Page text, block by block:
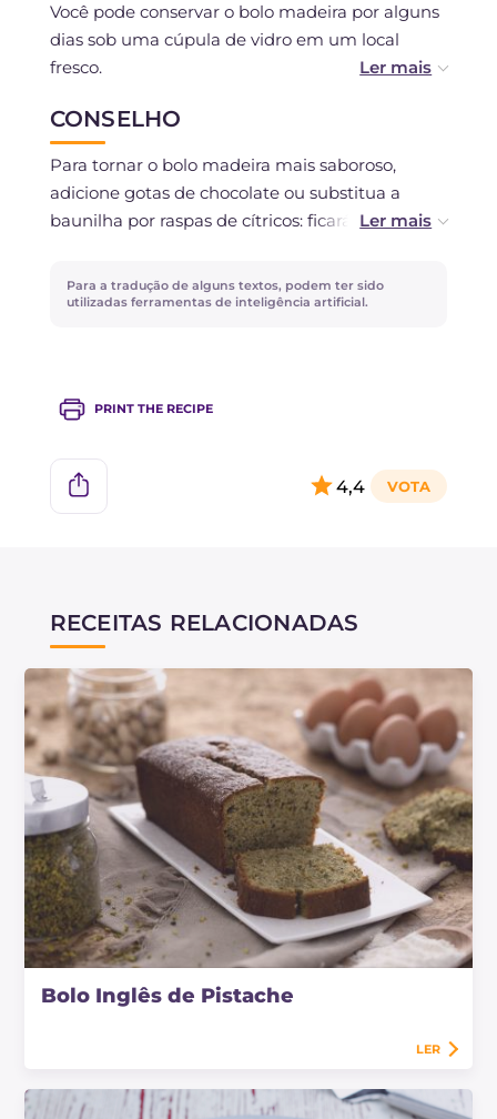
Você pode conservar o bolo madeira por alguns
dias sob uma cúpula de vidro em um local
fresco.
preferência já cortado em porções.
Não é possível conservar a massa, portanto,
uma vez pronta, deverá ser assada.
CONSELHO
Para tornar o bolo madeira mais saboroso,
adicione gotas de chocolate ou substitua a
baunilha por raspas de cítricos: ficará muito
Para a tradução de alguns textos, podem ter sido
utilizadas ferramentas de inteligência artificial.
PRINT THE RECIPE
4,4
RECEITAS RELACIONADAS
Bolo Inglês de Pistache
LER